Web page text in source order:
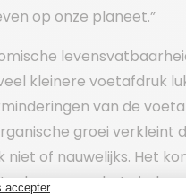
op onze planeet.”
kleinere voetafdruk
van de
groei verkleint
niet of nauwelijks. Het
doen en op het einde